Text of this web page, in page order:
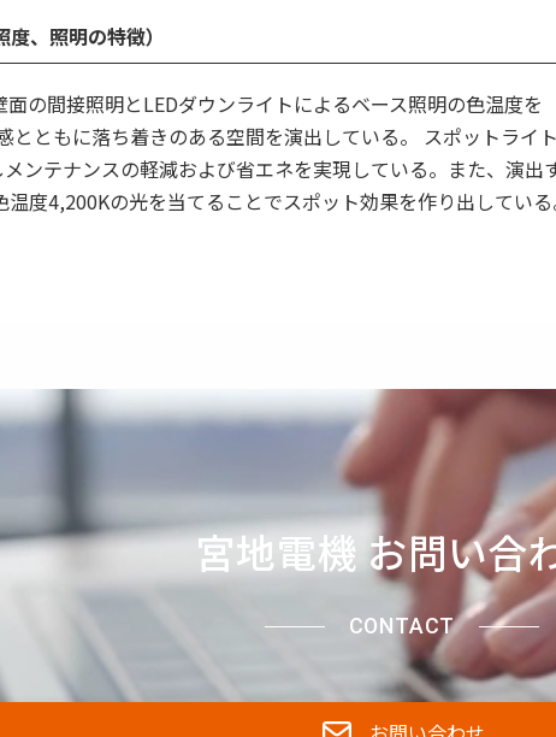
、照明の特徴）
の間接照明とLEDダウンライトによるベース照明の色温度を
とともに落ち着きのある空間を演出している。 スポットライト
ンテナンスの軽減および省エネを実現している。また、演出
度4,200Kの光を当てることでスポット効果を作り出している
宮地電機 お問い合
CONTACT